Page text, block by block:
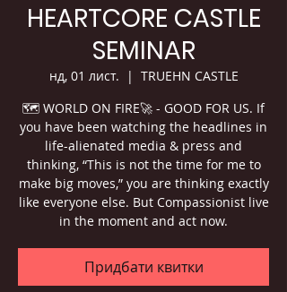
HEARTCORE CASTLE
SEMINAR
нд, 01 лист.
  |
TRUEHN CASTLE
🗺 WORLD ON FIRE🚀 - GOOD FOR US. If
you have been watching the headlines in
life-alienated media & press and
thinking, “This is not the time for me to
make big moves,” you are thinking exactly
like everyone else. But Compassionist live
in the moment and act now.
Придбати квитки